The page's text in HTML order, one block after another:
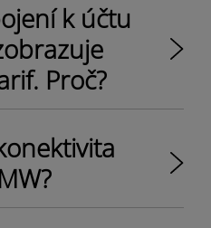
k účtu
Proč?